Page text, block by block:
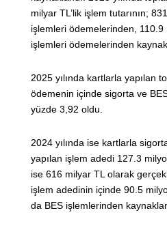
milyar TL’lik işlem tutarının;
işlemleri ödemelerinden, 110.9
işlemleri ödemelerinden
2025 yılında kartlarla yapılan
ödemenin içinde sigorta ve
yüzde 3,92 oldu.
2024 yılında ise kartlarla
yapılan işlem adedi 127.3
ise 616 milyar TL olarak
işlem adedinin içinde 90.5
da BES işlemlerinden